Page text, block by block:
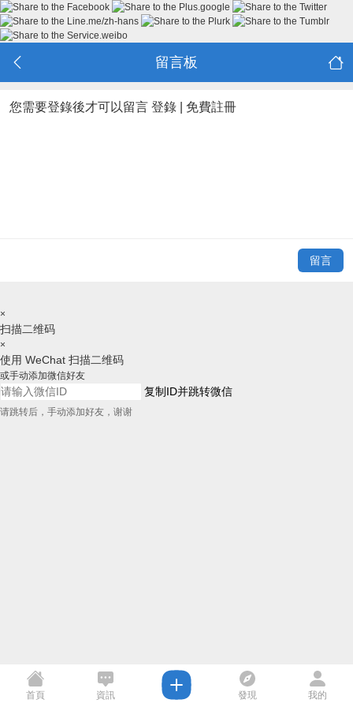
留言板
您需要登錄後才可以留言 登錄 免費註冊
留言
×
扫描二维码
×
使用 WeChat 扫描二维码
或手动添加微信好友
复制ID并跳转微信
请跳转后，手动添加好友，谢谢
首頁 資訊 發現 我的